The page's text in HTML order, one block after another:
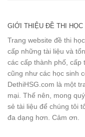
GIỚI THIỆU ĐỀ THI HỌC
Trang website đề thi
cấp những tài liệu và
các cấp thành phố, cấp
cũng như các học sinh
DethiHSG.com là một
mại. Thế nên, mong
sẻ tài liệu để chúng tôi
đa dạng hơn. Cảm ơn.